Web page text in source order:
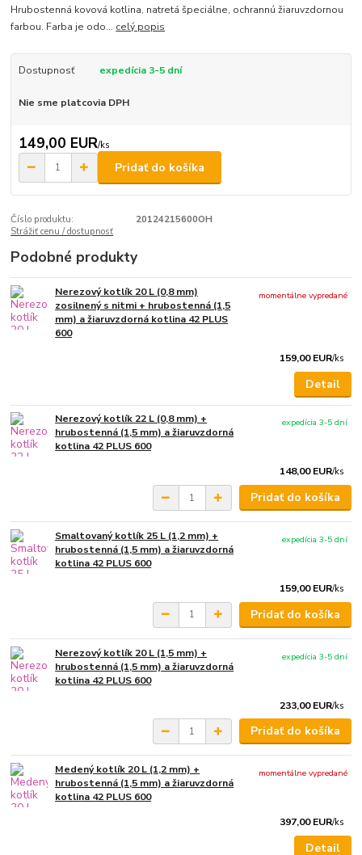
Hrubostenná kovová kotlina, natretá špeciálne, ochrannú žiaruvzdornou
farbou. Farba je odo... celý popis
Dostupnosť expedícia 3-5 dní
Nie sme platcovia DPH
149,00 EUR/ks
Pridať do košíka
Číslo produktu:
20124215600OH
Strážiť cenu / dostupnosť
Podobné produkty
Nerezový kotlík 20 L (0,8 mm)
zosilnený s nitmi + hrubostenná (1,5
mm) a žiaruvzdorná kotlina 42 PLUS
600
159,00 EUR/ks
momentálne vypredané
Detail
Nerezový kotlík 22 L (0,8 mm) +
hrubostenná (1,5 mm) a žiaruvzdorná
kotlina 42 PLUS 600
148,00 EUR/ks
expedícia 3-5 dní
Pridať do košíka
Smaltovaný kotlík 25 L (1,2 mm) +
hrubostenná (1,5 mm) a žiaruvzdorná
kotlina 42 PLUS 600
159,00 EUR/ks
expedícia 3-5 dní
Pridať do košíka
Nerezový kotlík 20 L (1,5 mm) +
hrubostenná (1,5 mm) a žiaruvzdorná
kotlina 42 PLUS 600
233,00 EUR/ks
expedícia 3-5 dní
Pridať do košíka
Medený kotlík 20 L (1,2 mm) +
hrubostenná (1,5 mm) a žiaruvzdorná
kotlina 42 PLUS 600
397,00 EUR/ks
momentálne vypredané
Detail